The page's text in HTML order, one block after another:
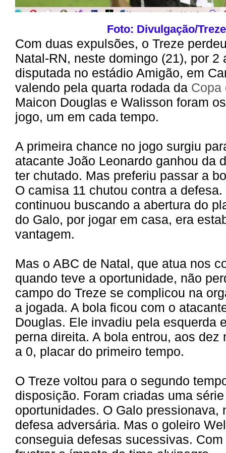
Foto: Divulgação/Treze
Com duas expulsões, o Treze
Natal-RN, neste domingo (21), por 2
disputada no estádio Amigão, em
valendo pela quarta rodada da Copa
Maicon Douglas e Walisson foram
jogo, um em cada tempo.
A primeira chance no jogo surgiu
atacante João Leonardo ganhou da
ter chutado. Mas preferiu passar a
O camisa 11 chutou contra a defesa.
continuou buscando a abertura do
do Galo, por jogar em casa, era
vantagem.
Mas o ABC de Natal, que atua nos
quando teve a oportunidade, não
campo do Treze se complicou na
a jogada. A bola ficou com o
Douglas. Ele invadiu pela esquerda
perna direita. A bola entrou, aos dez
a 0, placar do primeiro tempo.
O Treze voltou para o segundo
disposição. Foram criadas uma
oportunidades. O Galo pressionava,
defesa adversária. Mas o goleiro
conseguia defesas sucessivas.